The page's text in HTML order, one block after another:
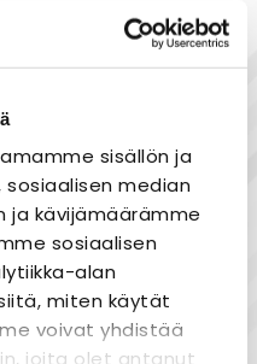
sisällön ja
median
ja kävijämäärämme
sosiaalisen
alan
miten käytät
voivat yhdistää
joita olet antanut
osissa!